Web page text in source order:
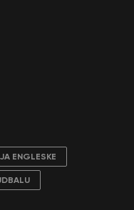
ENGLESKE